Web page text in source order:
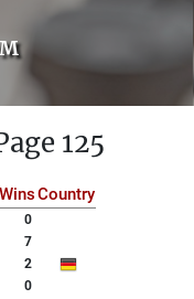
125
WinsCountry
0
7
2
0